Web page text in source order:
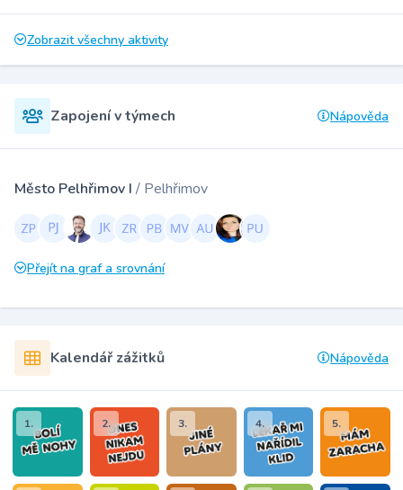
Zobrazit všechny aktivity
Zapojení v týmech Nápověda
Město Pelhřimov I / Pelhřimov
Přejít na graf a srovnání
Kalendář zážitků Nápověda
1. 2. 3. 4. 5.